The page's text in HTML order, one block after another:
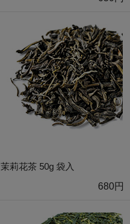
茉莉花茶 50g 袋入
680円